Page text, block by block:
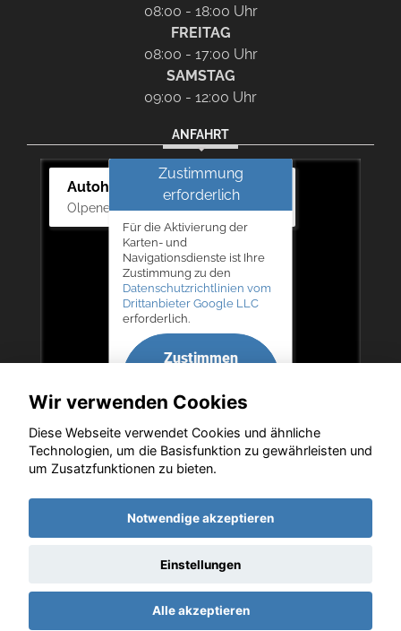
08:00 - 18:00 Uhr
FREITAG
08:00 - 17:00 Uhr
SAMSTAG
09:00 - 12:00 Uhr
ANFAHRT
Autohaus Bernd Lurz KG
Olpener Str. 31, 51766 Engelskirchen
Zustimmung
erforderlich
Für die Aktivierung der
Karten- und
Navigationsdienste ist Ihre
Zustimmung zu den
Datenschutzrichtlinien vom
Drittanbieter Google LLC
erforderlich.
Zustimmen
aktivieren
Copyright © 2026. Autohaus Bernd Lurz KG
Datenschutz Impressum AGB
Wir verwenden Cookies
Diese Webseite verwendet Cookies und ähnliche
Technologien, um die Basisfunktion zu gewährleisten und
um Zusatzfunktionen zu bieten.
Notwendige akzeptieren
Einstellungen
Alle akzeptieren